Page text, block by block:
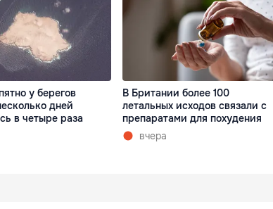
у берегов
дней
в четыре раза
В Британии более 100
летальных исходов связали с
препаратами для похудения
вчера